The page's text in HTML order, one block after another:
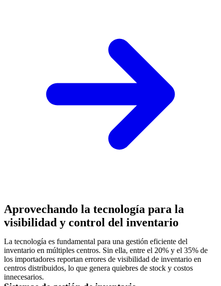
Aprovechando la tecnología para la
visibilidad y control del inventario
La tecnología es fundamental para una gestión eficiente del
inventario en múltiples centros. Sin ella, entre el 20% y el 35% de
los importadores reportan errores de visibilidad de inventario en
centros distribuidos, lo que genera quiebres de stock y costos
innecesarios.